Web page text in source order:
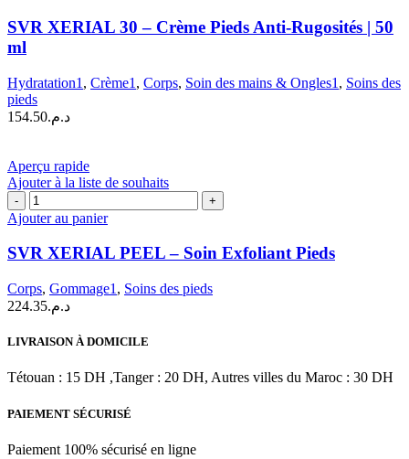
produit
XERIAL
30
Pieds
Anti-
Rugosités
ml
SVR XERIAL 30 – Crème Pieds Anti-Rugosités | 50
ml
Hydratation1 , Crème1 , Corps, Soin des mains & Ongles1 , Soins des
pieds
د.م.154.50
Aperçu rapide
Ajouter à la liste de souhaits
quantité
de
XERIAL
PEEL
Soin
Exfoliant
Ajouter au panier
SVR XERIAL PEEL – Soin Exfoliant Pieds
Corps, Gommage1 , Soins des pieds
د.م.224.35
LIVRAISON À DOMICILE
Tétouan : 15 DH ,Tanger : 20 DH, Autres villes du Maroc : 30 DH
PAIEMENT SÉCURISÉ
Paiement 100% sécurisé en ligne